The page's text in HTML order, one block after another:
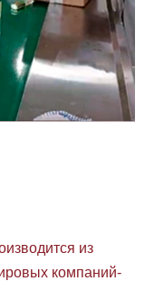
из
компаний-